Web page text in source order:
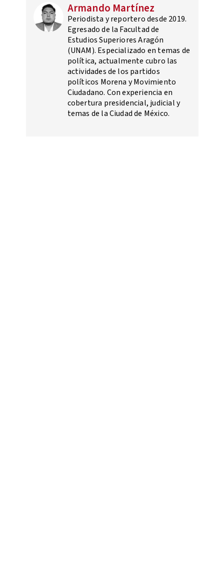
Armando Martínez
Periodista y reportero desde 2019.
Egresado de la Facultad de
Estudios Superiores Aragón
(UNAM). Especializado en temas de
política, actualmente cubro las
actividades de los partidos
políticos Morena y Movimiento
Ciudadano. Con experiencia en
cobertura presidencial, judicial y
temas de la Ciudad de México.